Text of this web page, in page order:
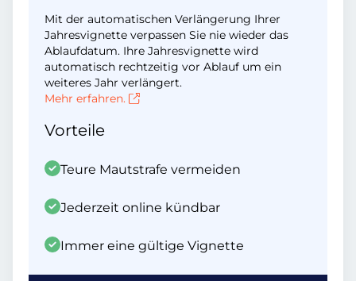
Mit der automatischen Verlängerung Ihrer
Jahresvignette verpassen Sie nie wieder das
Ablaufdatum. Ihre Jahresvignette wird
automatisch rechtzeitig vor Ablauf um ein
weiteres Jahr verlängert.
Mehr erfahren.
Vorteile
Teure Mautstrafe vermeiden
Jederzeit online kündbar
Immer eine gültige Vignette